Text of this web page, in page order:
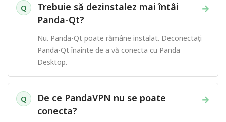
Q →
Trebuie să dezinstalez mai întâi
Panda-Qt?
Nu. Panda-Qt poate rămâne instalat. Deconectați
Panda-Qt înainte de a vă conecta cu Panda
Desktop.
Q →
De ce PandaVPN nu se poate
conecta?